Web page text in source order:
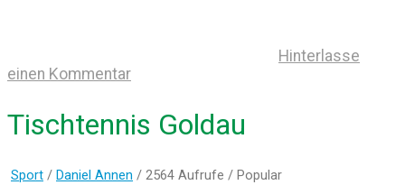
Hinterlasse
einen Kommentar
Tischtennis Goldau
Sport / Daniel Annen / 2564 Aufrufe / Popular